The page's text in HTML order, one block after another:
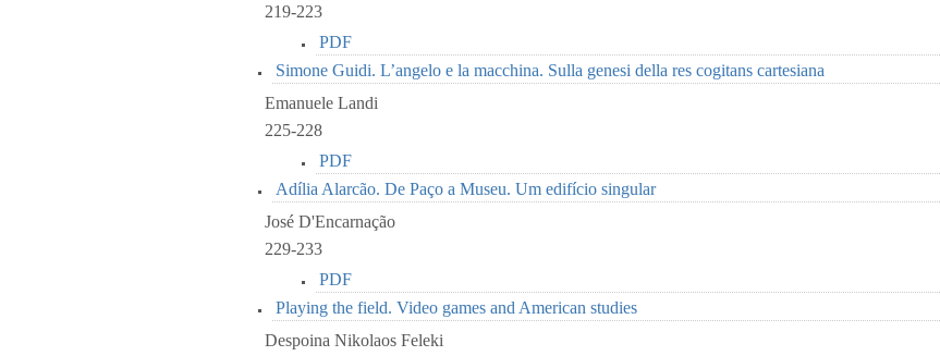
219-223
PDF
Simone Guidi. L’angelo e la macchina. Sulla genesi della res cogitans cartesiana
Emanuele Landi
225-228
PDF
Adília Alarcão. De Paço a Museu. Um edifício singular
José D'Encarnação
229-233
PDF
Playing the field. Video games and American studies
Despoina Nikolaos Feleki